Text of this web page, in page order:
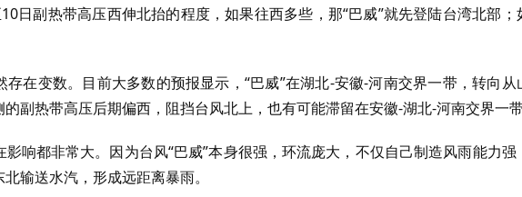
日副热带高压西伸北抬的程度，如果往西多些，那“巴威”就先登陆台湾北部；
在变数。目前大多数的预报显示，“巴威”在湖北-安徽-河南交界一带，转向从
副热带高压后期偏西，阻挡台风北上，也有可能滞留在安徽-湖北-河南交界一带
响都非常大。因为台风“巴威”本身很强，环流庞大，不仅自己制造风雨能力强
输送水汽，形成远距离暴雨。